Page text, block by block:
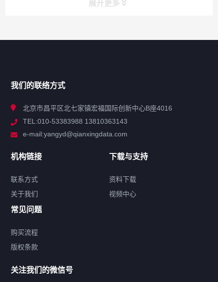
展开更多
解决方案
联系方式
热门标签
机构链接
我们的联络方式
北京市昌平区北七家镇宏福国际创新中心B座4016
TEL:010-53383988 13810363143
e-mail:yangyd@qianxingdata.com
机构链接
联系方式
关于我们
下载与支持
资料下载
视频中心
常见问题
购买流程
版权条款
关注我们的微信号